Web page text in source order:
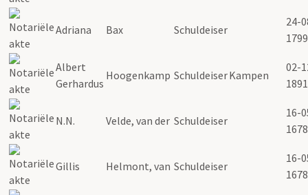
Adriana Bax Schuldeiser
24-
1799
Albert
Gerhardus
Hoogenkamp SchuldeiserKampen
02-
1891
N.N. Velde, van der Schuldeiser
16-
1678
Gillis Helmont, van Schuldeiser
16-
1678